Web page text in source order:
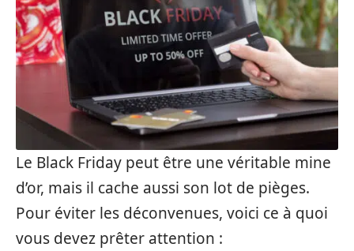
Le Black Friday peut être une véritable mine
d’or, mais il cache aussi son lot de pièges.
Pour éviter les déconvenues, voici ce à quoi
vous devez prêter attention :